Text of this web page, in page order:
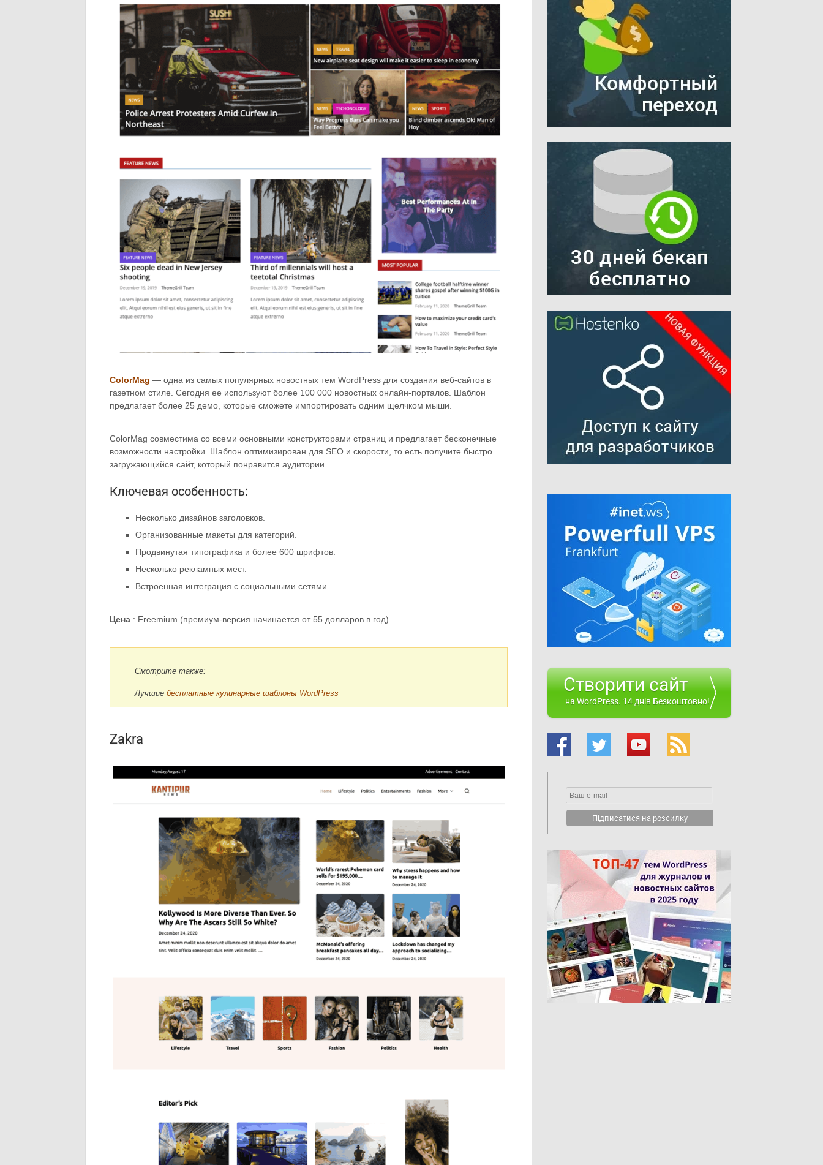
ColorMag — одна из самых популярных новостных тем WordPress для создания веб-сайтов в
газетном стиле. Сегодня ее используют более 100 000 новостных онлайн-порталов. Шаблон
предлагает более 25 демо, которые сможете импортировать одним щелчком мыши.
ColorMag совместима со всеми основными конструкторами страниц и предлагает бесконечные
возможности настройки. Шаблон оптимизирован для SEO и скорости, то есть получите быстро
загружающийся сайт, который понравится аудитории.
Ключевая особенность:
Несколько дизайнов заголовков.
Организованные макеты для категорий.
Продвинутая типографика и более 600 шрифтов.
Несколько рекламных мест.
Встроенная интеграция с социальными сетями.
Цена : Freemium (премиум-версия начинается от 55 долларов в год).
Смотрите также:
Лучшие бесплатные кулинарные шаблоны WordPress
Zakra
Створити сайт
на WordPress. 14 днів Безкоштовно!